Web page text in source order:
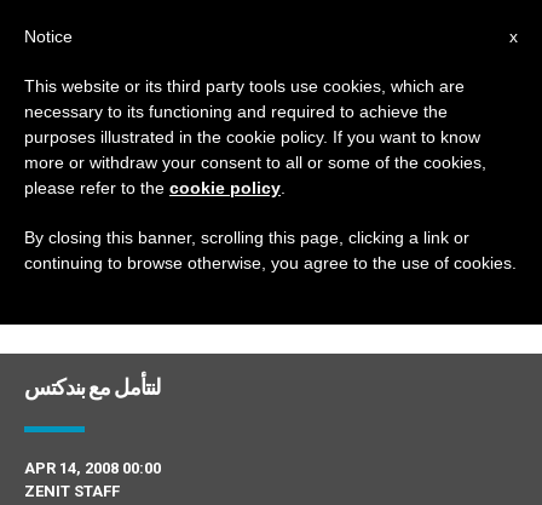
DAY
April 14th, 2008
DERNIÈRES NOUVELLES
لنتأمل مع بندكتس
APR 14, 2008 00:00
ZENIT STAFF
x
Notice
This website or its third party tools use cookies, which are
necessary to its functioning and required to achieve the
purposes illustrated in the cookie policy. If you want to know
more or withdraw your consent to all or some of the cookies,
please refer to the cookie policy
By closing this banner, scrolling this page, clicking a link or
continuing to browse otherwise, you agree to the use of cookies.